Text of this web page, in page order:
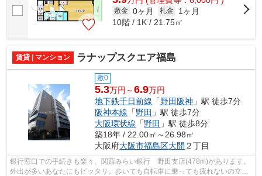
敷金 0ヶ月 礼金
1ヶ月
10階 / 1K / 21.75㎡
賃貸 | マンション ラナップスクエア福島
敷0
5.3万円～6.9万円
地下鉄千日前線 「野田阪神 」駅 徒歩7分
阪神本線 「野田 」駅 徒歩7分
大阪環状線 「野田 」駅 徒歩8分
築18年 / 22.00㎡～26.98㎡
大阪府大阪市福島区大開 ２丁目
銀行窓口での手続きも楽々、関西みらい銀行 野田支店(478m)があります。
外出が多いあなたにもピッタリ。歩いても自転車に乗っても疲れないの立地